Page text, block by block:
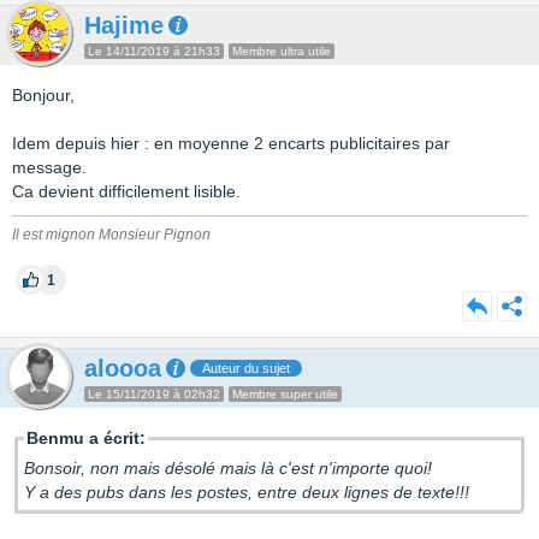
Hajime
Le 14/11/2019 à 21h33 Membre ultra utile
Bonjour,
Idem depuis hier : en moyenne 2 encarts publicitaires par
message.
Ca devient difficilement lisible.
Il est mignon Monsieur Pignon
1
aloooa Auteur du sujet
Le 15/11/2019 à 02h32 Membre super utile
Benmu a écrit:
Bonsoir, non mais désolé mais là c'est n'importe quoi!
Y a des pubs dans les postes, entre deux lignes de texte!!!